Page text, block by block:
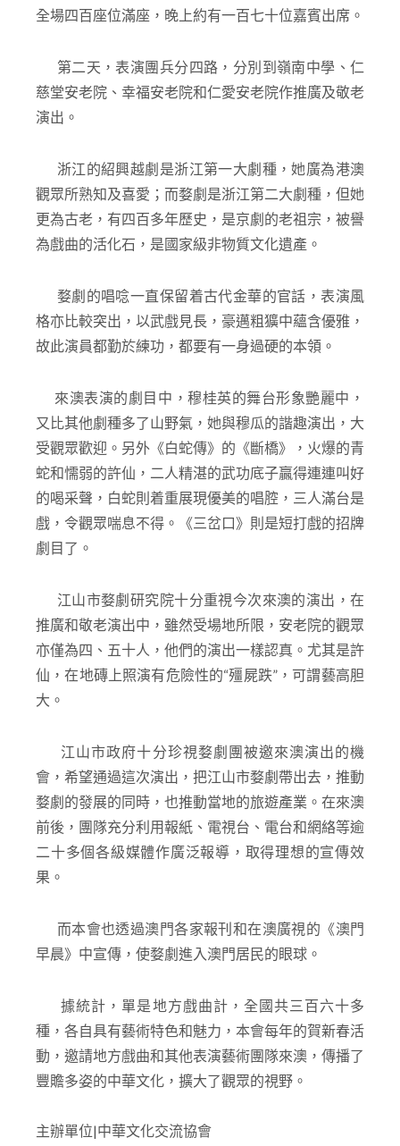
全場四百座位滿座，晚上約有一百七十位嘉賓出席。
第二天，表演團兵分四路，分別到嶺南中學、仁
慈堂安老院、幸福安老院和仁愛安老院作推廣及敬老
演出。
浙江的紹興越劇是浙江第一大劇種，她廣為港澳
觀眾所熟知及喜愛；而婺劇是浙江第二大劇種，但她
更為古老，有四百多年歷史，是京劇的老祖宗，被譽
為戲曲的活化石，是國家級非物質文化遺產。
婺劇的唱唸一直保留着古代金華的官話，表演風
格亦比較突出，以武戲見長，豪邁粗獷中蘊含優雅，
故此演員都勤於練功，都要有一身過硬的本領。
來澳表演的劇目中，穆桂英的舞台形象艷麗中，
又比其他劇種多了山野氣，她與穆瓜的諧趣演出，大
受觀眾歡迎。另外《白蛇傳》的《斷橋》，火爆的青
蛇和懦弱的許仙，二人精湛的武功底子贏得連連叫好
的喝采聲，白蛇則着重展現優美的唱腔，三人滿台是
戲，令觀眾喘息不得。《三岔口》則是短打戲的招牌
劇目了。
江山市婺劇研究院十分重視今次來澳的演出，在
推廣和敬老演出中，雖然受場地所限，安老院的觀眾
亦僅為四、五十人，他們的演出一樣認真。尤其是許
仙，在地磚上照演有危險性的“殭屍跌”，可謂藝高胆
大。
江山市政府十分珍視婺劇團被邀來澳演出的機
會，希望通過這次演出，把江山市婺劇帶出去，推動
婺劇的發展的同時，也推動當地的旅遊產業。在來澳
前後，團隊充分利用報紙、電視台、電台和網絡等逾
二十多個各級媒體作廣泛報導，取得理想的宣傳效
果。
而本會也透過澳門各家報刊和在澳廣視的《澳門
早晨》中宣傳，使婺劇進入澳門居民的眼球。
據統計，單是地方戲曲計，全國共三百六十多
種，各自具有藝術特色和魅力，本會每年的賀新春活
動，邀請地方戲曲和其他表演藝術團隊來澳，傳播了
豐贍多姿的中華文化，擴大了觀眾的視野。
主辦單位|中華文化交流協會